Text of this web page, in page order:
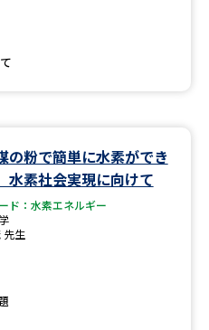
る
奨学金・特待生制度特集
進路の３択
新学年スタート号特集ページ
の粉で簡単に水素ができ
素社会実現に向けて
ド：水素エネルギー
先生